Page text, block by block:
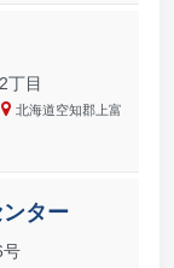
丁目
北海道空知郡上富
ター
号